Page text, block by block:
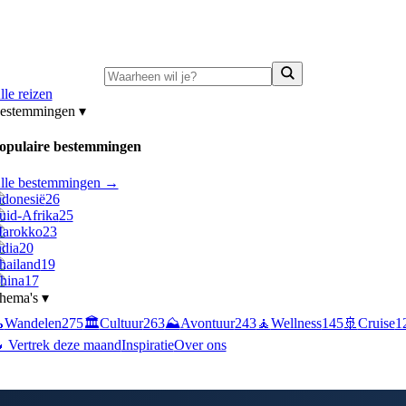
reizen
▾
bestemmingen
bestemmingen →
26
Afrika25
23
20
19
17
▾
Wandelen275🏛️Cultuur263⛰️Avontuur243🧘Wellness145🚢 Cruise
Vertrek deze maandInspiratieOver ons